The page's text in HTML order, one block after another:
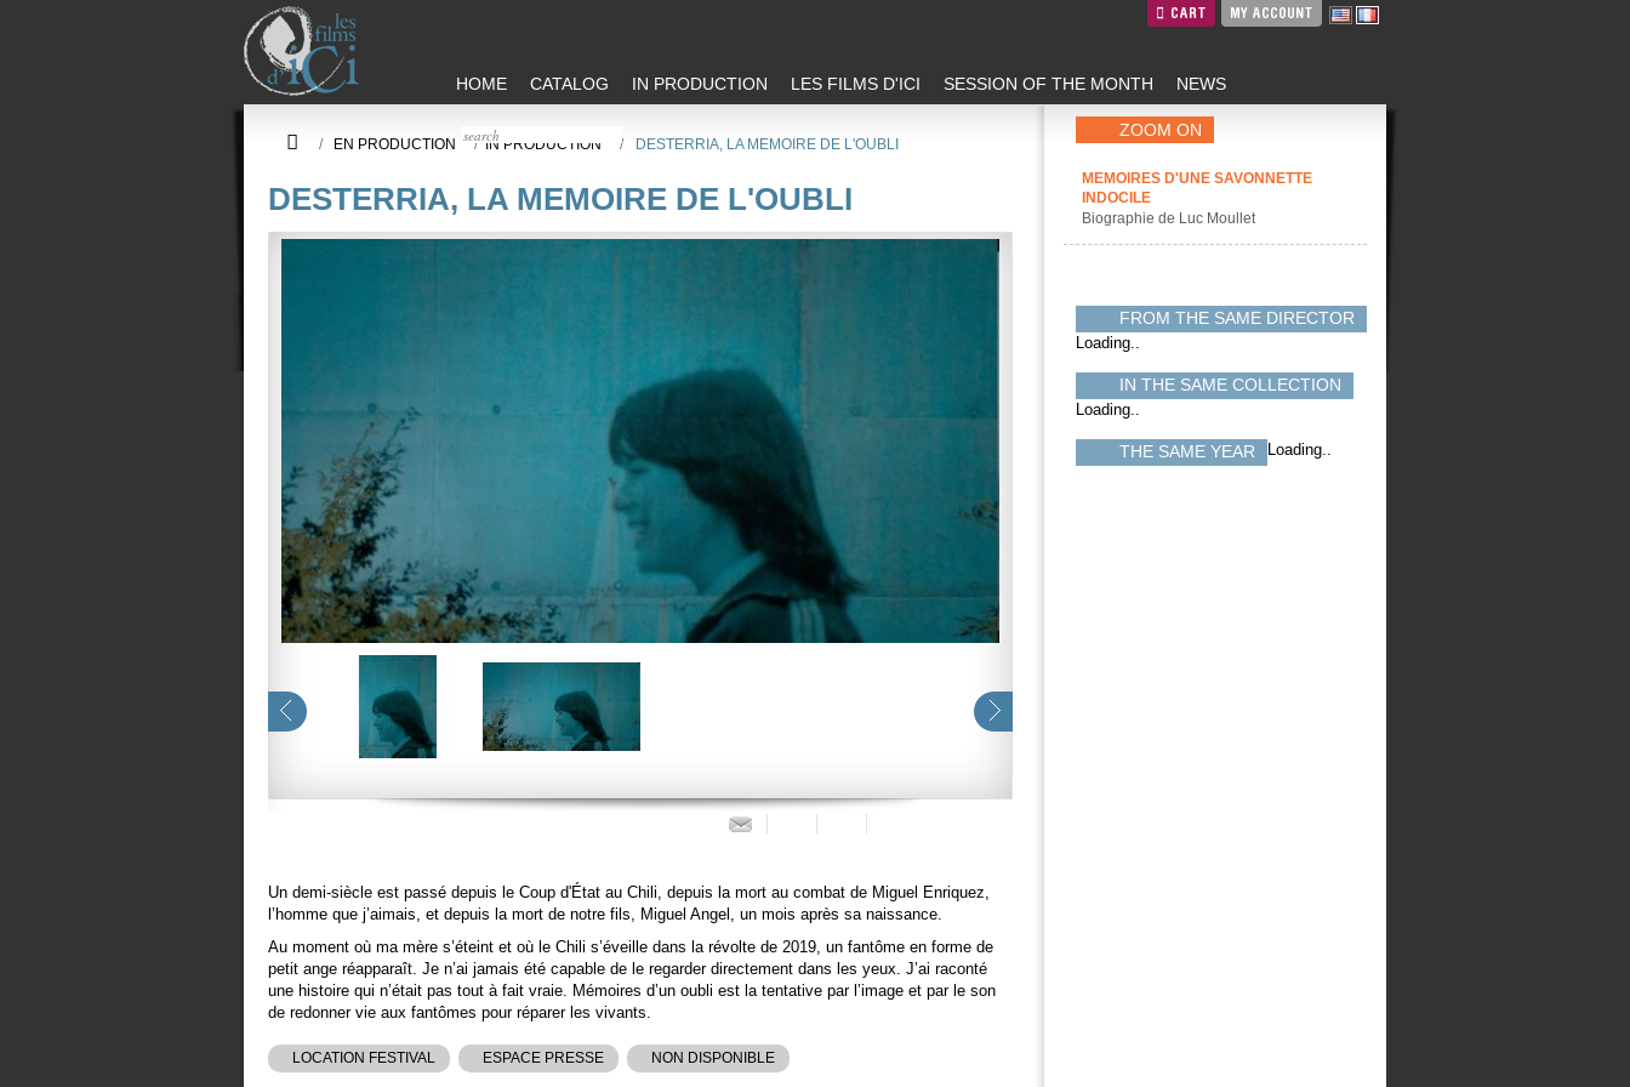
CART MY ACCOUNT
HOME CATALOG IN PRODUCTION LES FILMS D'ICI SESSION OF THE MONTH NEWS
/ EN PRODUCTION / IN PRODUCTION / DESTERRIA, LA MEMOIRE DE L'OUBLI
DESTERRIA, LA MEMOIRE DE L'OUBLI
Un demi-siècle est passé depuis le Coup d'État au Chili, depuis la mort au combat de Miguel Enriquez,
l’homme que j’aimais, et depuis la mort de notre fils, Miguel Angel, un mois après sa naissance.
Au moment où ma mère s’éteint et où le Chili s’éveille dans la révolte de 2019, un fantôme en forme de
petit ange réapparaît. Je n’ai jamais été capable de le regarder directement dans les yeux. J’ai raconté
une histoire qui n’était pas tout à fait vraie. Mémoires d’un oubli est la tentative par l’image et par le son
de redonner vie aux fantômes pour réparer les vivants.
LOCATION FESTIVAL ESPACE PRESSE NON DISPONIBLE
ZOOM ON
MEMOIRES D'UNE SAVONNETTE
INDOCILE
Biographie de Luc Moullet
FROM THE SAME DIRECTOR
Loading..
IN THE SAME COLLECTION
Loading..
THE SAME YEAR Loading..